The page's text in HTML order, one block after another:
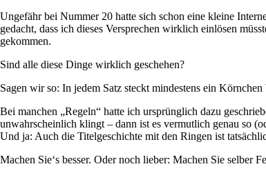
Ungefähr bei Nummer 20 hatte sich schon eine kleine
gedacht, dass ich dieses Versprechen wirklich einlösen
gekommen.
Sind alle diese Dinge wirklich geschehen?
Sagen wir so: In jedem Satz steckt mindestens ein
Bei manchen „Regeln“ hatte ich ursprünglich dazu
unwahrscheinlich klingt – dann ist es vermutlich genau so
Und ja: Auch die Titelgeschichte mit den Ringen ist
Machen Sie‘s besser. Oder noch lieber: Machen Sie selber